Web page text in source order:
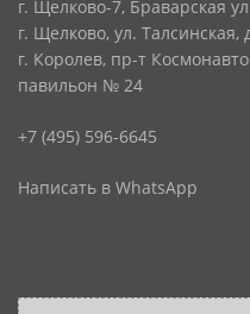
г. Щелково-7, Браварская
г. Щелково, ул.
г. Королев, пр-т
павильон № 24
+7 (495) 596-6645
Написать в WhatsApp